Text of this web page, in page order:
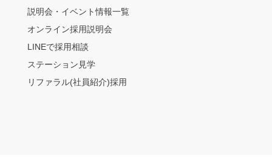
説明会・イベント情報一覧
オンライン採用説明会
LINEで採用相談
ステーション見学
リファラル(社員紹介)採用